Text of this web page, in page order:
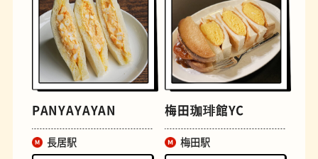
床
PANYAYAYAN
長居駅
梅田珈琲館YC
梅田駅